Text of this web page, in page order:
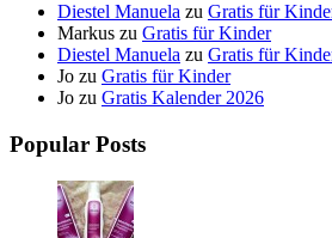
Diestel Manuela zu Gratis für
Markus zu Gratis für Kinder
Diestel Manuela zu Gratis für
Jo zu Gratis für Kinder
Jo zu Gratis Kalender 2026
Popular Posts